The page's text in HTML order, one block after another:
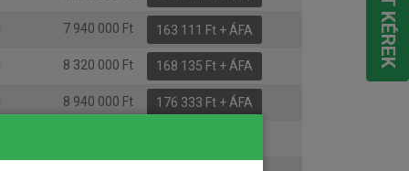
7 940 000 Ft 163 111 Ft + ÁFA
8 320 000 Ft 168 135 Ft + ÁFA
8 940 000 Ft 176 333 Ft + ÁFA